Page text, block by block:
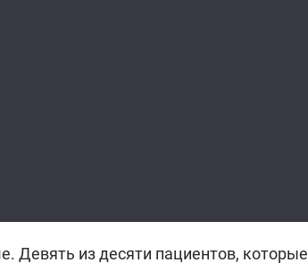
Девять из десяти пациентов, которые